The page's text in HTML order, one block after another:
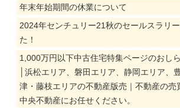
年末年始期間の休業について
2024年センチュリー21秋のセールスラリ
た！
1,000万円以下中古住宅特集ページのおし
│浜松エリア、磐田エリア、静岡エリア、
津・藤枝エリアの不動産版売｜不動産の売
中央不動産にお任せください。